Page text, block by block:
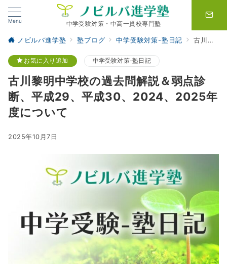
Menu 中学受験対策・中高一貫校専門塾
ノビルバ進学塾 塾ブログ 中学受験対策-塾日記 古川黎明中学校の過去問解説＆弱点診断、平成29、平成30、2024、2025年度について
お気に入り追加 中学受験対策-塾日記
古川黎明中学校の過去問解説＆弱点診
断、平成29、平成30、2024、2025年
度について
2025年10月7日